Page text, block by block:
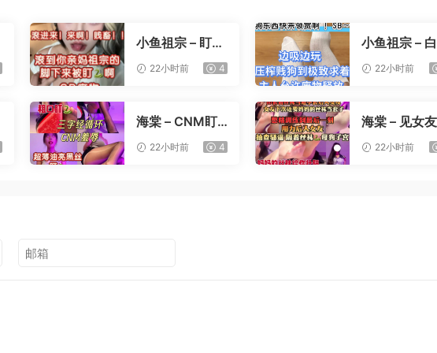
小鱼祖宗 – 盯射
22小时前 4
小鱼祖宗 –
22小时前
海棠 – CNM盯
22小时前 4
海棠 – 见女
22小时前